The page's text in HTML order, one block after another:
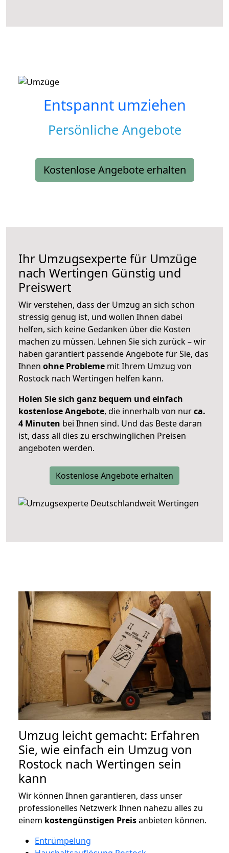
Entspannt umziehen
Persönliche Angebote
Kostenlose Angebote erhalten
Ihr Umzugsexperte für Umzüge
nach Wertingen Günstig und
Preiswert
Wir verstehen, dass der Umzug an sich schon
stressig genug ist, und wollen Ihnen dabei
helfen, sich keine Gedanken über die Kosten
machen zu müssen. Lehnen Sie sich zurück – wir
haben garantiert passende Angebote für Sie, das
Ihnen ohne Probleme mit Ihrem Umzug von
Rostock nach Wertingen helfen kann.
Holen Sie sich ganz bequem und einfach
kostenlose Angebote, die innerhalb von nurca.
4 Minuten bei Ihnen sind. Und das Beste daran
ist, dass all dies zu erschwinglichen Preisen
angeboten werden.
Kostenlose Angebote erhalten
Umzug leicht gemacht: Erfahren
Sie, wie einfach ein Umzug von
Rostock nach Wertingen sein
kann
Wir können Ihnen garantieren, dass unser
professionelles Netzwerk Ihnen nahezu alles zu
einem kostengünstigen Preisanbieten können.
Entrümpelung